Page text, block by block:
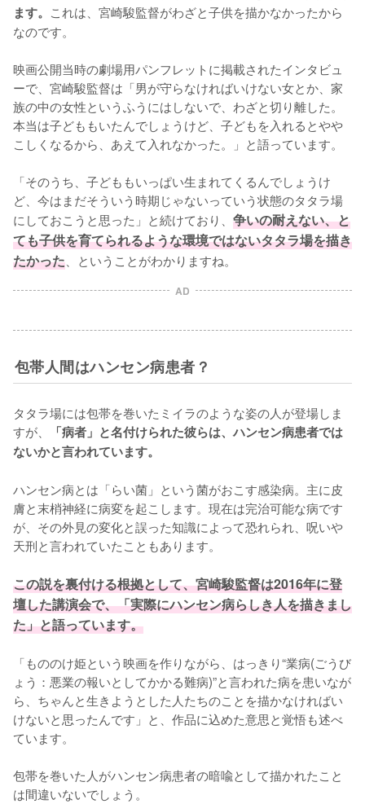
ます。 これは、宮崎駿監督がわざと子供を描かなかったから
なのです。
映画公開当時の劇場用パンフレットに掲載されたインタビュ
ーで、宮崎駿監督は「男が守らなければいけない女とか、家
族の中の女性というふうにはしないで、わざと切り離した。
本当は子どももいたんでしょうけど、子どもを入れるとやや
こしくなるから、あえて入れなかった。」と語っています。
「そのうち、子どももいっぱい生まれてくるんでしょうけ
ど、今はまだそういう時期じゃないっていう状態のタタラ場
にしておこうと思った」と続けており、 争いの耐えない、と
ても子供を育てられるような環境ではないタタラ場を描き
たかった 、ということがわかりますね。
AD
包帯人間はハンセン病患者？
タタラ場には包帯を巻いたミイラのような姿の人が登場しま
すが、
「病者」と名付けられた彼らは、ハンセン病患者では
ないかと言われています。
ハンセン病とは「らい菌」という菌がおこす感染病。主に皮
膚と末梢神経に病変を起こします。現在は完治可能な病です
が、その外見の変化と誤った知識によって恐れられ、呪いや
天刑と言われていたこともあります。
この説を裏付ける根拠として、宮崎駿監督は2016年に登
壇した講演会で、「実際にハンセン病らしき人を描きまし
た」と語っています。
「もののけ姫という映画を作りながら、はっきり“業病(ごうび
ょう：悪業の報いとしてかかる難病)”と言われた病を患いなが
ら、ちゃんと生きようとした人たちのことを描かなければい
けないと思ったんです」と、作品に込めた意思と覚悟も述べ
ています。
包帯を巻いた人がハンセン病患者の暗喩として描かれたこと
は間違いないでしょう。